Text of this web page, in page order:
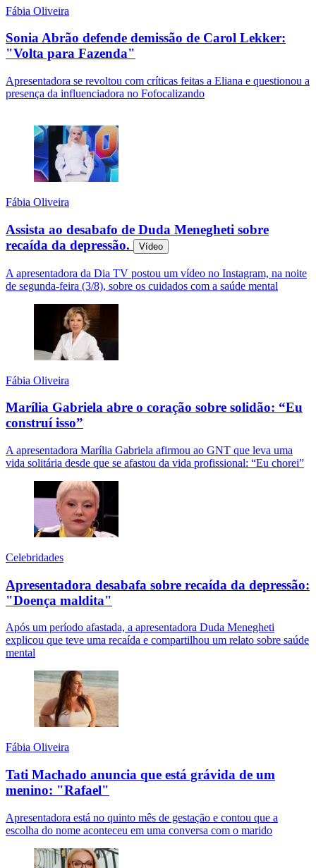
Fábia Oliveira
Sonia Abrão defende demissão de Carol Lekker:
"Volta para Fazenda"
Apresentadora se revoltou com críticas feitas a Eliana e questionou a
presença da influenciadora no Fofocalizando
Fábia Oliveira
Assista ao desabafo de Duda Menegheti sobre
recaída da depressão.
Vídeo
A apresentadora da Dia TV postou um vídeo no Instagram, na noite
de segunda-feira (3/8), sobre os cuidados com a saúde mental
Fábia Oliveira
Marília Gabriela abre o coração sobre solidão: “Eu
construí isso”
A apresentadora Marília Gabriela afirmou ao GNT que leva uma
vida solitária desde que se afastou da vida profissional: “Eu chorei”
Celebridades
Apresentadora desabafa sobre recaída da depressão:
"Doença maldita"
Após um período afastada, a apresentadora Duda Menegheti
explicou que teve uma recaída e compartilhou um relato sobre saúde
mental
Fábia Oliveira
Tati Machado anuncia que está grávida de um
menino: "Rafael"
Apresentadora está no quinto mês de gestação e contou que a
escolha do nome aconteceu em uma conversa com o marido